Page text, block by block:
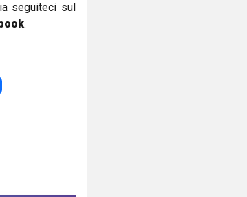
seguiteci sul
.